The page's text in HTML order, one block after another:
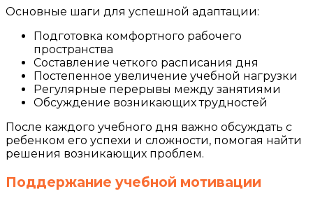
Основные шаги для успешной адаптации:
Подготовка комфортного рабочего
пространства
Составление четкого расписания дня
Постепенное увеличение учебной нагрузки
Регулярные перерывы между занятиями
Обсуждение возникающих трудностей
После каждого учебного дня важно обсуждать с
ребенком его успехи и сложности, помогая найти
решения возникающих проблем.
Поддержание учебной мотивации